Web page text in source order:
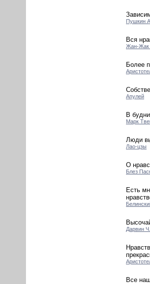
Пушкин
Вся
Жан-Жак
Более
Апулей
В
Марк
Люди
Лао-цзы
О
Блез
Есть
Дарвин
Все